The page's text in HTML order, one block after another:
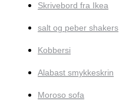
Skrivebord fra Ikea
salt og peber shakers
Kobbersi
Alabast smykkeskrin
Moroso sofa